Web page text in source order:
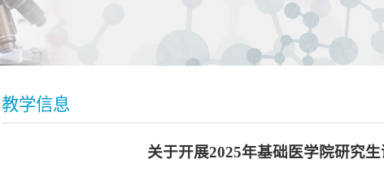
教学信息
关于开展2025年基础医学院研究